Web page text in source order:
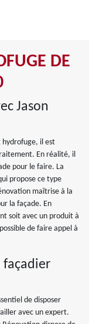
DE
Jason
il est
En réalité, il
pour le faire. La
propose ce type
maîtrise à la
la façade. En
soit avec un produit à
de faire appel à
façadier
de disposer
avec un expert.